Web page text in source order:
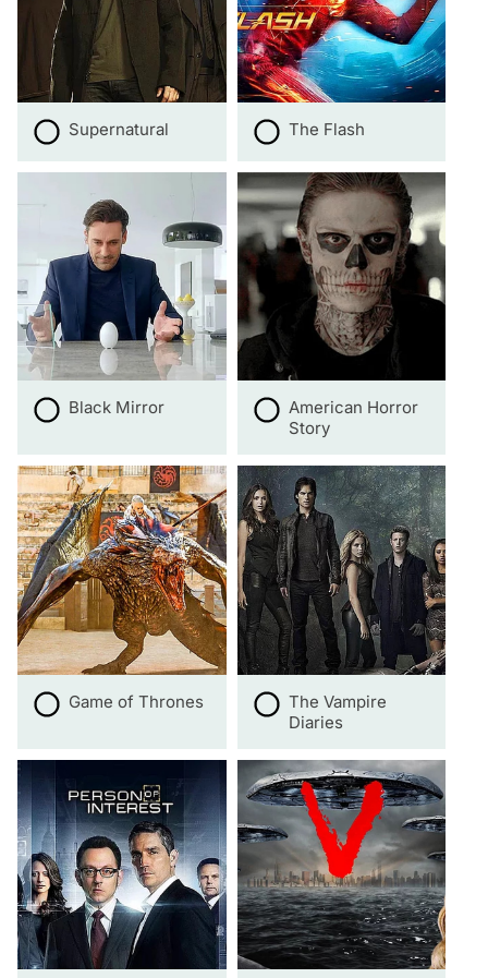
Supernatural The Flash
Black Mirror
American Horror
Story
Game of Thrones
The Vampire
Diaries